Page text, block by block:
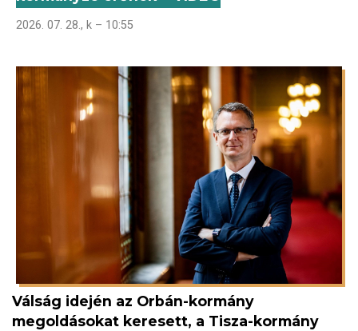
2026. 07. 28., k – 10:55
Válság idején az Orbán-kormány
megoldásokat keresett, a Tisza-kormány